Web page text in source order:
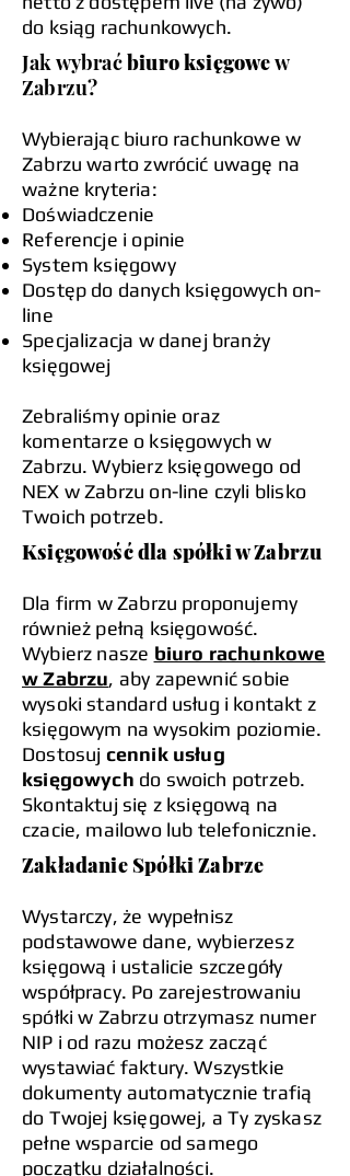
do ksiąg rachunkowych.
Jak wybraćbiuro księgowew
Zabrzu?
Wybierając biuro rachunkowe w
Zabrzu warto zwrócić uwagę na
ważne kryteria:
Doświadczenie
Referencje i opinie
System księgowy
Dostęp do danych księgowych on-
line
Specjalizacja w danej branży
księgowej
Zebraliśmy opinie oraz
komentarze o księgowych w
Zabrzu. Wybierz księgowego od
NEX w Zabrzu on-line czyli blisko
Twoich potrzeb.
Księgowość dla spółki w Zabrzu
Dla firm w Zabrzu proponujemy
również pełną księgowość.
Wybierz nasze biuro rachunkowe
w Zabrzu, aby zapewnić sobie
wysoki standard usług i kontakt z
księgowym na wysokim poziomie.
Dostosuj cennik usług
księgowych do swoich potrzeb.
Skontaktuj się z księgową na
czacie, mailowo lub telefonicznie.
Zakładanie Spółki Zabrze
Wystarczy, że wypełnisz
podstawowe dane, wybierzesz
księgową i ustalicie szczegóły
współpracy. Po zarejestrowaniu
spółki w Zabrzu otrzymasz numer
NIP i od razu możesz zacząć
wystawiać faktury. Wszystkie
dokumenty automatycznie trafią
do Twojej księgowej, a Ty zyskasz
pełne wsparcie od samego
początku działalności.